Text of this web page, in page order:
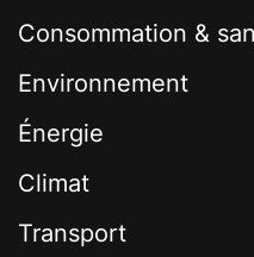
Consommation &
Environnement
Énergie
Climat
Transport